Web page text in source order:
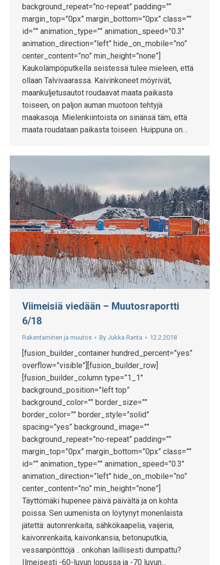
background_repeat=”no-repeat” padding=””
margin_top=”0px” margin_bottom=”0px” class=””
id=”” animation_type=”” animation_speed=”0.3″
animation_direction=”left” hide_on_mobile=”no”
center_content=”no” min_height=”none”]
Kaukolämpöputkella seistessä tulee mieleen, että
ollaan Talvivaarassa. Kaivinkoneet möyrivät,
maankuljetusautot roudaavat maata paikasta
toiseen, on paljon auman muotoon tehtyjä
maakasoja. Mielenkiintoista on sinänsä täm, että
maata roudataan paikasta toiseen. Huippuna on…
Viimeisiä viedään – Muutosraportti
6/18
Rakentaminen ja muutos By Jukka Ranta 12.2.2018
[fusion_builder_container hundred_percent=”yes”
overflow=”visible”][fusion_builder_row]
[fusion_builder_column type=”1_1″
background_position=”left top”
background_color=”” border_size=””
border_color=”” border_style=”solid”
spacing=”yes” background_image=””
background_repeat=”no-repeat” padding=””
margin_top=”0px” margin_bottom=”0px” class=””
id=”” animation_type=”” animation_speed=”0.3″
animation_direction=”left” hide_on_mobile=”no”
center_content=”no” min_height=”none”]
Täyttömäki hupenee päivä päivältä ja on kohta
poissa. Sen uumenista on löytynyt monenlaista
jätettä: autonrenkaita, sähkökaapelia, vaijeria,
kaivonrenkaita, kaivonkansia, betonuputkia,
vessanpönttöjä .. onkohan laillisesti dumpattu?
Ilmeisesti -60-luvun lopussa ja -70 luvun…